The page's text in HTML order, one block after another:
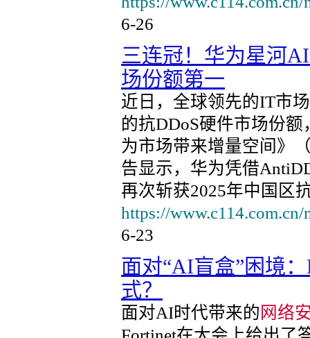
6-26
三连冠！华为星河AI
场份额第一
近日，全球领先的IT市
的抗DDoS硬件市场份
为市场带来增量空间》
告显示，华为凭借
再次斩获2025年中国区
https://
6-23
面对“AI盲盒”困境
式？
面对AI时代带来的 网络